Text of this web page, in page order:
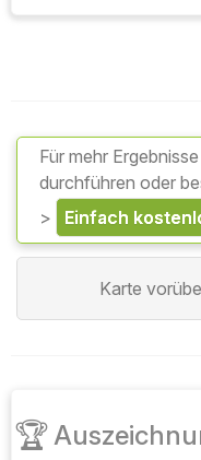
Für mehr
durchführen oder
>
einfach
Karte
🏆